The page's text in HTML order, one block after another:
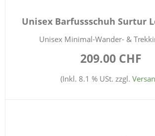
Unisex Barfussschuh Surtur
Unisex Minimal-Wander- &
209.00 CHF
(Inkl. 8.1 % USt. zzgl.